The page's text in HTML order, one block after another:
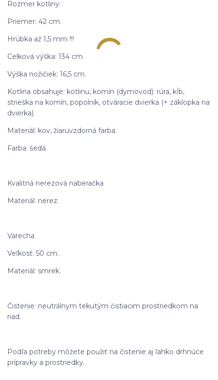
Rozmer kotliny:
Priemer: 42 cm.
Hrúbka až 1,5 mm !!!
Celková výška: 134 cm.
Výška nožičiek: 16,5 cm.
Kotlina obsahuje: kotlinu, komín (dymovod): rúra, kĺb,
strieška na komín, popolník, otváracie dvierka (+ záklopka na
dvierka).
Materiál: kov, žiaruvzdorná farba.
Farba: šedá.
Kvalitná nerezová naberačka
Materiál: nerez.
Varecha
Veľkosť: 50 cm.
Materiál: smrek.
Čistenie: neutrálnym tekutým čistiacim prostriedkom na
riad.
Podľa potreby môžete použiť na čistenie aj ľahko drhnúce
prípravky a prostriedky.